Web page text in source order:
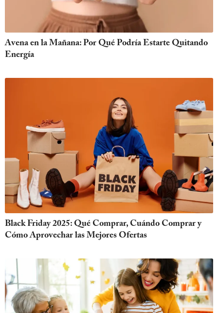
Avena en la Mañana: Por Qué Podría Estarte Quitando
Energía
Black Friday 2025: Qué Comprar, Cuándo Comprar y
Cómo Aprovechar las Mejores Ofertas